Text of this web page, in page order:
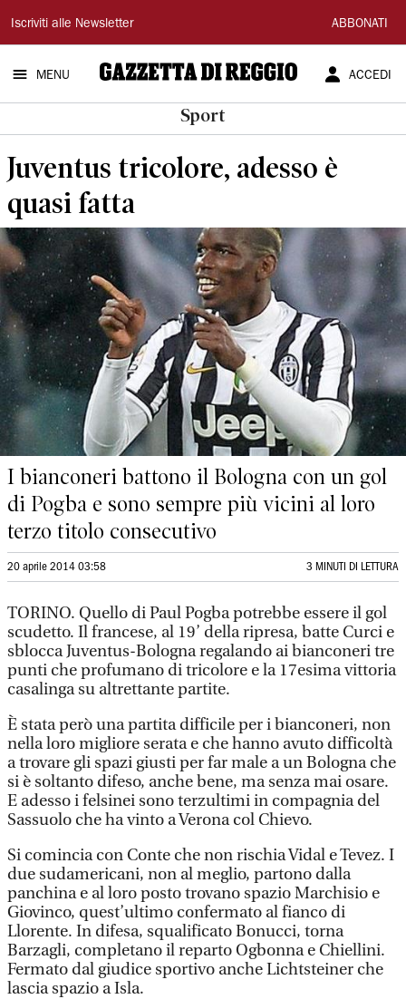
Gazzetta
di
Reggio
Iscriviti alle Newsletter ABBONATI
MENU ACCEDI
Sport
Juventus tricolore, adesso è
quasi fatta
I bianconeri battono il Bologna con un gol
di Pogba e sono sempre più vicini al loro
terzo titolo consecutivo
20 aprile 2014 03:58 3 MINUTI DI LETTURA
TORINO. Quello di Paul Pogba potrebbe essere il gol
scudetto. Il francese, al 19’ della ripresa, batte Curci e
sblocca Juventus-Bologna regalando ai bianconeri tre
punti che profumano di tricolore e la 17esima vittoria
casalinga su altrettante partite.
È stata però una partita difficile per i bianconeri, non
nella loro migliore serata e che hanno avuto difficoltà
a trovare gli spazi giusti per far male a un Bologna che
si è soltanto difeso, anche bene, ma senza mai osare.
E adesso i felsinei sono terzultimi in compagnia del
Sassuolo che ha vinto a Verona col Chievo.
Si comincia con Conte che non rischia Vidal e Tevez. I
due sudamericani, non al meglio, partono dalla
panchina e al loro posto trovano spazio Marchisio e
Giovinco, quest’ultimo confermato al fianco di
Llorente. In difesa, squalificato Bonucci, torna
Barzagli, completano il reparto Ogbonna e Chiellini.
Fermato dal giudice sportivo anche Lichtsteiner che
lascia spazio a Isla.